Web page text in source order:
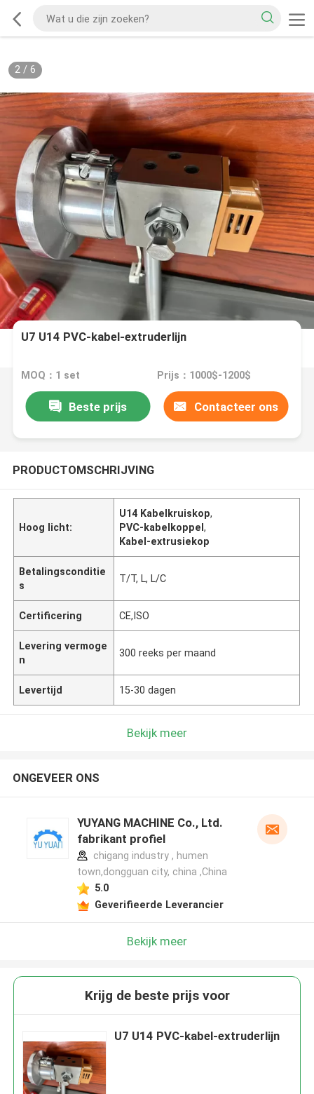
2/ 6
U7 U14 PVC-kabel-extruderlijn
MOQ：1 set Prijs：1000$-1200$
Beste prijs Contacteer ons
PRODUCTOMSCHRIJVING
Hoog licht:
U14 Kabelkruiskop,
PVC-kabelkoppel,
Kabel-extrusiekop
Betalingsconditie
s
T/T, L, L/C
Certificering CE,ISO
Levering vermoge
n
300 reeks per maand
Levertijd 15-30 dagen
Bekijk meer
ONGEVEER ONS
YUYANG MACHINE Co., Ltd.
fabrikant profiel
chigang industry , humen
town,dongguan city, china ,China
5.0
Geverifieerde Leverancier
Bekijk meer
Krijg de beste prijs voor
U7 U14 PVC-kabel-extruderlijn